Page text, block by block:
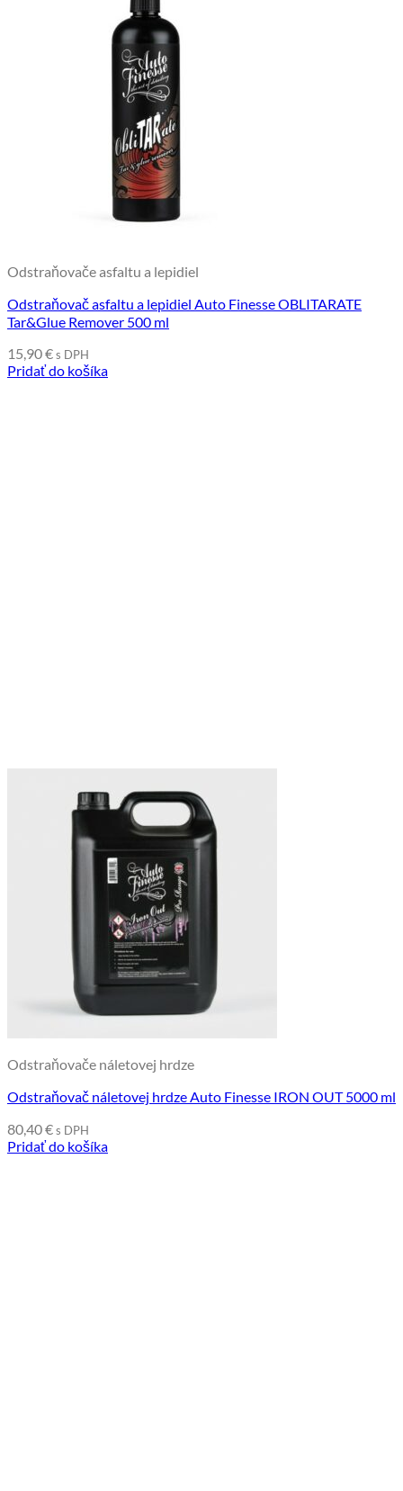
Odstraňovače asfaltu a lepidiel
Odstraňovač asfaltu a lepidiel Auto Finesse OBLITARATE
Tar&Glue Remover 500 ml
15,90€s DPH
Pridať do košíka
Odstraňovače náletovej hrdze
Odstraňovač náletovej hrdze Auto Finesse IRON OUT 5000 ml
80,40€s DPH
Pridať do košíka